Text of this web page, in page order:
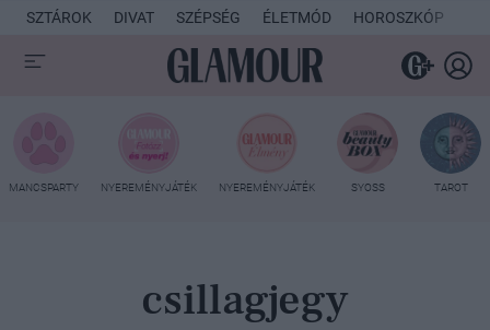
SZTÁROK DIVAT SZÉPSÉG ÉLETMÓD HOROSZKÓP
MANCSPARTY NYEREMÉNYJÁTÉK NYEREMÉNYJÁTÉK SYOSS TAROT
csillagjegy